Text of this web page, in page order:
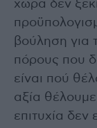
χώρα δεν
βούληση για
πόρους που
είναι πού
αξία
επιτυχία δεν